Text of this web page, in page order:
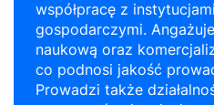
współpracę z
gospodarczymi.
naukową oraz
co podnosi jakość
Prowadzi także